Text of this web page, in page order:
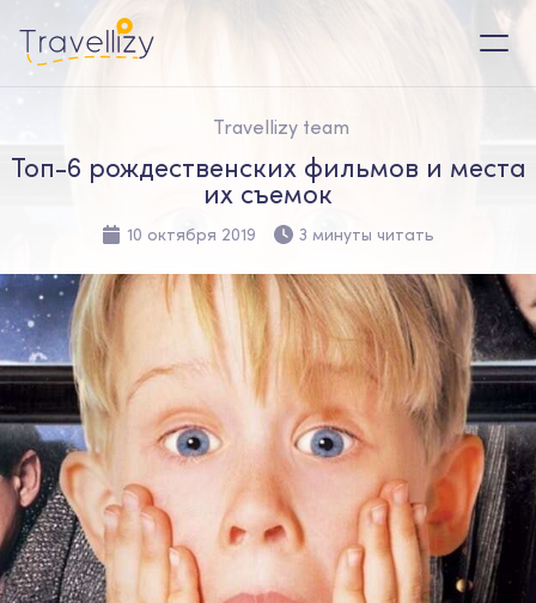
Travellizy team
Топ-6 рождественских фильмов и места
их съемок
10 октября 2019 3 минуты читать